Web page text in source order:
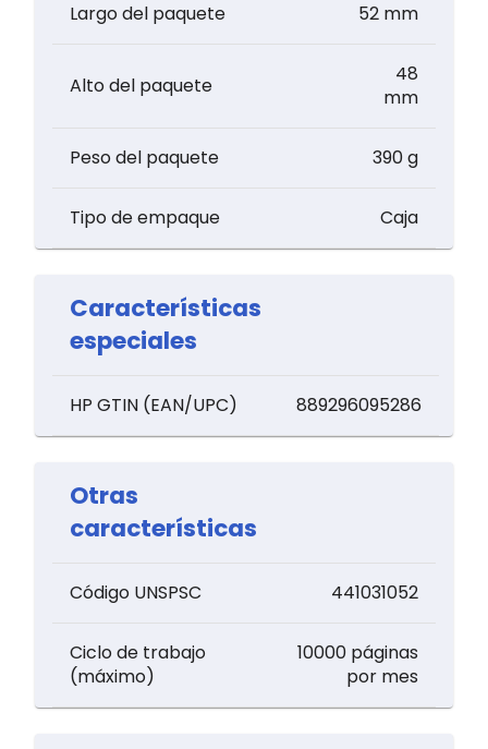
Largo del paquete 52 mm
Alto del paquete
48
mm
Peso del paquete 390 g
Tipo de empaque Caja
Características
especiales
HP GTIN (EAN/UPC) 889296095286
Otras
características
Código UNSPSC 441031052
Ciclo de trabajo
(máximo)
10000 páginas
por mes